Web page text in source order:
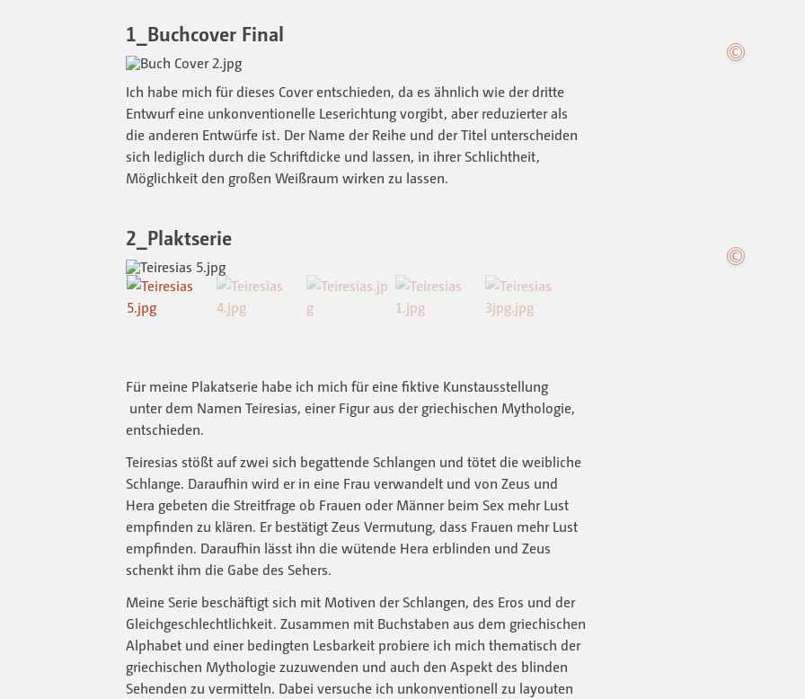
1_Buchcover Final
Ich habe mich für dieses Cover entschieden, da es ähnlich wie der dritte
Entwurf eine unkonventionelle Leserichtung vorgibt, aber reduzierter als
die anderen Entwürfe ist. Der Name der Reihe und der Titel unterscheiden
sich lediglich durch die Schriftdicke und lassen, in ihrer Schlichtheit,
Möglichkeit den großen Weißraum wirken zu lassen.
2_Plaktserie
Für meine Plakatserie habe ich mich für eine fiktive Kunstausstellung
unter dem Namen Teiresias, einer Figur aus der griechischen Mythologie,
entschieden.
Teiresias stößt auf zwei sich begattende Schlangen und tötet die weibliche
Schlange. Daraufhin wird er in eine Frau verwandelt und von Zeus und
Hera gebeten die Streitfrage ob Frauen oder Männer beim Sex mehr Lust
empfinden zu klären. Er bestätigt Zeus Vermutung, dass Frauen mehr Lust
empfinden. Daraufhin lässt ihn die wütende Hera erblinden und Zeus
schenkt ihm die Gabe des Sehers.
Meine Serie beschäftigt sich mit Motiven der Schlangen, des Eros und der
Gleichgeschlechtlichkeit. Zusammen mit Buchstaben aus dem griechischen
Alphabet und einer bedingten Lesbarkeit probiere ich mich thematisch der
griechischen Mythologie zuzuwenden und auch den Aspekt des blinden
Sehenden zu vermitteln. Dabei versuche ich unkonventionell zu layouten